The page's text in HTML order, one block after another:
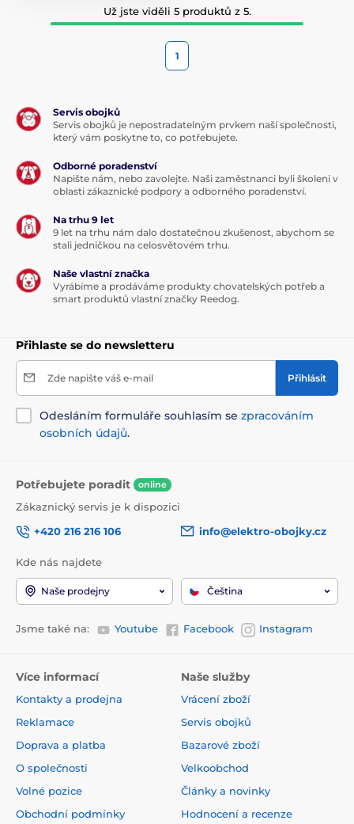
Už jste viděli 5 produktů z 5.
1
Servis obojků
Servis obojků je nepostradatelným prvkem naší společnosti,
který vám poskytne to, co potřebujete.
Odborné poradenství
Napište nám, nebo zavolejte. Naši zaměstnanci byli školeni v
oblasti zákaznické podpory a odborného poradenství.
Na trhu 9 let
9 let na trhu nám dalo dostatečnou zkušenost, abychom se
stali jedničkou na celosvětovém trhu.
Naše vlastní značka
Vyrábíme a prodáváme produkty chovatelských potřeb a
smart produktů vlastní značky Reedog.
Přihlaste se do newsletteru
Zde napište váš e-mail Přihlásit
Odesláním formuláře souhlasím se zpracováním
osobních údajů.
Potřebujete poradit online
Zákaznický servis je k dispozici
+420 216 216 106
info@elektro-obojky.cz
Kde nás najdete
Naše prodejny Čeština
Jsme také na: Youtube Facebook Instagram
Více informací
Kontakty a prodejna
Reklamace
Doprava a platba
O společnosti
Volné pozice
Obchodní podmínky
Naše služby
Vrácení zboží
Servis obojků
Bazarové zboží
Velkoobchod
Články a novinky
Hodnocení a recenze